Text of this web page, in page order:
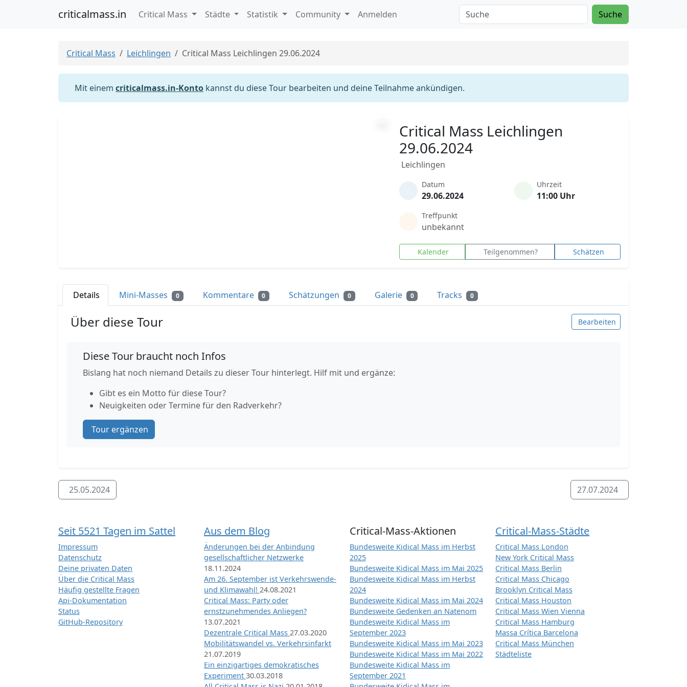
criticalmass.in Critical Mass Städte Statistik Community Anmelden Suche
Critical Mass Leichlingen Critical Mass Leichlingen 29.06.2024
Mit einem criticalmass.in-Konto kannst du diese Tour bearbeiten und deine Teilnahme ankündigen.
Critical Mass Leichlingen
29.06.2024
Leichlingen
Datum
29.06.2024
Uhrzeit
11:00 Uhr
Treffpunkt
unbekannt
Kalender Teilgenommen? Schätzen
Details Mini-Masses 0 Kommentare 0 Schätzungen 0 Galerie 0 Tracks 0
Über diese Tour Bearbeiten
Diese Tour braucht noch Infos
Bislang hat noch niemand Details zu dieser Tour hinterlegt. Hilf mit und ergänze:
Gibt es ein Motto für diese Tour?
Neuigkeiten oder Termine für den Radverkehr?
Tour ergänzen
25.05.2024 27.07.2024
Seit 5521 Tagen im Sattel
Impressum
Datenschutz
Deine privaten Daten
Über die Critical Mass
Häufig gestellte Fragen
Api-Dokumentation
Status
GitHub-Repository
Aus dem Blog
Änderungen bei der Anbindung
gesellschaftlicher Netzwerke
18.11.2024
Am 26. September ist Verkehrswende-
und Klimawahl! 24.08.2021
Critical Mass: Party oder
ernstzunehmendes Anliegen?
13.07.2021
Dezentrale Critical Mass 27.03.2020
Mobilitätswandel vs. Verkehrsinfarkt
21.07.2019
Ein einzigartiges demokratisches
Experiment 30.03.2018
Critical-Mass-Aktionen
Bundesweite Kidical Mass im Herbst
2025
Bundesweite Kidical Mass im Mai 2025
Bundesweite Kidical Mass im Herbst
2024
Bundesweite Kidical Mass im Mai 2024
Bundesweite Gedenken an Natenom
Bundesweite Kidical Mass im
September 2023
Bundesweite Kidical Mass im Mai 2023
Bundesweite Kidical Mass im Mai 2022
Bundesweite Kidical Mass im
September 2021
Critical-Mass-Städte
Critical Mass London
New York Critical Mass
Critical Mass Berlin
Critical Mass Chicago
Brooklyn Critical Mass
Critical Mass Houston
Critical Mass Wien Vienna
Critical Mass Hamburg
Massa Crítica Barcelona
Critical Mass München
Städteliste